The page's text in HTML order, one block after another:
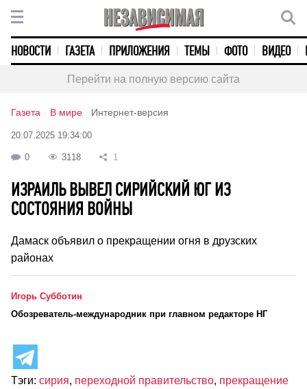
НОВОСТИ ГАЗЕТА ПРИЛОЖЕНИЯ ТЕМЫ ФОТО ВИДЕО
Перейти на полную версию сайта
Газета В мире Интернет-версия
20.07.2025 19:34:00
0 3118 1
ИЗРАИЛЬ ВЫВЕЛ СИРИЙСКИЙ ЮГ ИЗ
СОСТОЯНИЯ ВОЙНЫ
Дамаск объявил о прекращении огня в друзских
районах
Игорь Субботин
Обозреватель-международник при главном редакторе НГ
Тэги: сирия, переходной правительство, прекращение